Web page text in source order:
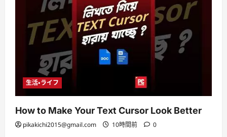
生活・ライフ
How to Make Your Text Cursor Look Better
pikakichi2015@gmail.com 10時間前 0